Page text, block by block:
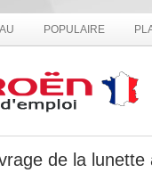
POPULAIRE
de la lunette